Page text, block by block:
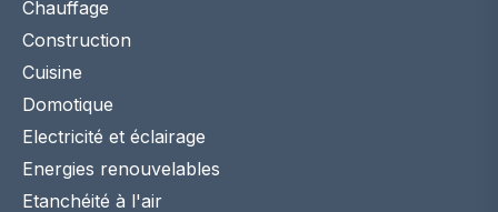
Chauffage
Construction
Cuisine
Domotique
Electricité et éclairage
Energies renouvelables
Etanchéité à l'air